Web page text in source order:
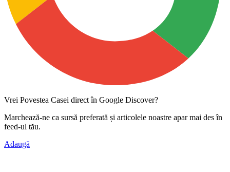
Vrei Povestea Casei direct în Google Discover?
Marchează-ne ca sursă preferată și articolele noastre apar mai des în
feed-ul tău.
Adaugă